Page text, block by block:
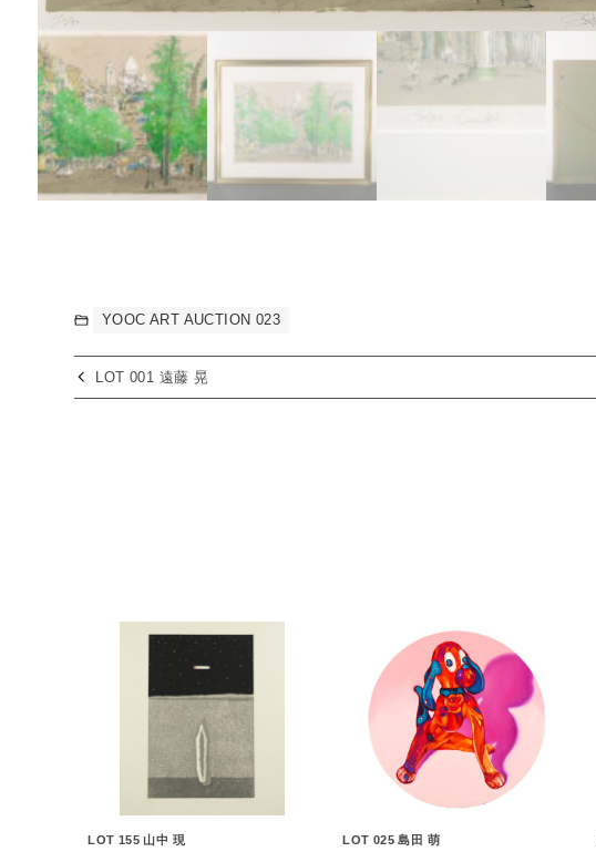
YOOC ART AUCTION 023
LOT 001 遠藤 晃
LOT 155 山中 現 LOT 025 島田 萌